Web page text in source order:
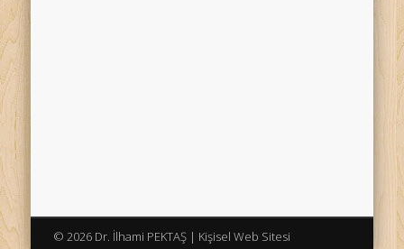
© 2026 Dr. İlhami PEKTAŞ | Kişisel Web Sitesi